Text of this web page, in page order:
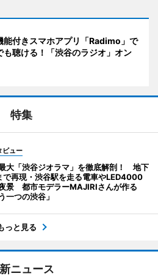
能付きスマホアプリ「Radimo」で
も聴ける！「渋谷のラジオ」オン
特集
ビュー
大「渋谷ジオラマ」を徹底解剖！ 地下
で再現・渋谷駅を走る電車やLED4000
景 都市モデラーMAJIRIさんが作る
一つの渋谷」
っと見る
ニュース